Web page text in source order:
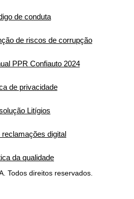
Todos direitos reservados.
de privacidade
Litígios
reclamações digital
da qualidade
de conduta
de riscos de corrupção
PPR Confiauto 2024